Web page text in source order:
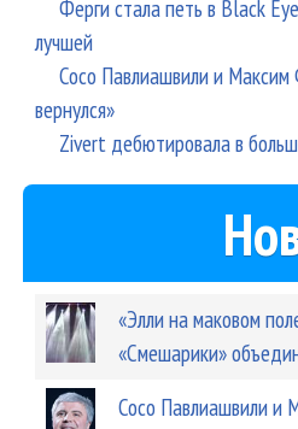
Ферги стала петь в Black
лучшей
Сосо Павлиашвили и Максим
вернулся»
Zivert дебютировала в
«Элли на маковом
«Смешарики»
Сосо Павлиашвили и